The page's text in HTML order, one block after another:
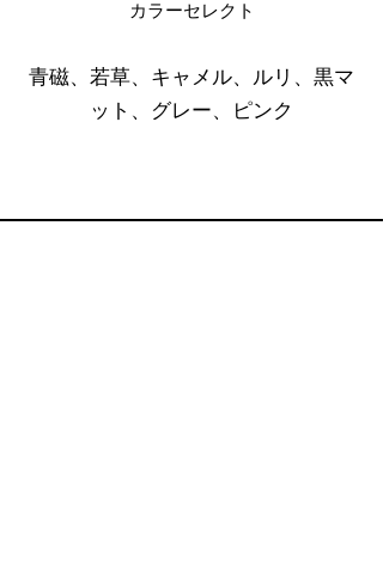
​カラーセレクト
青磁、若草、キャメル、ルリ、黒マ
ット、グレー、ピンク